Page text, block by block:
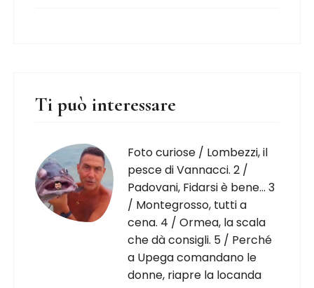
Ti può interessare
Foto curiose / Lombezzi, il
pesce di Vannacci. 2 /
Padovani, Fidarsi è bene… 3
/ Montegrosso, tutti a
cena. 4 / Ormea, la scala
che dà consigli. 5 / Perché
a Upega comandano le
donne, riapre la locanda